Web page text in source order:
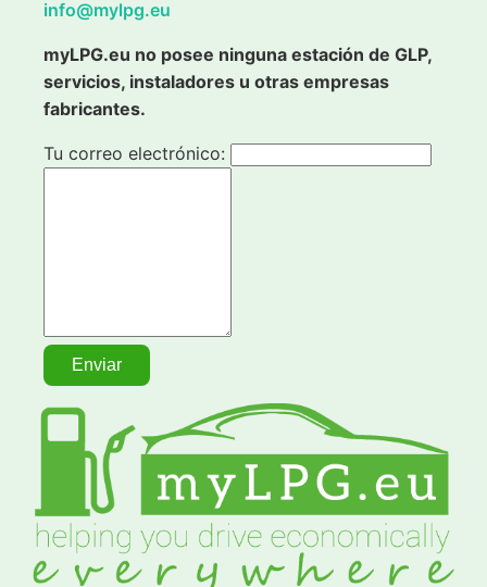
info@mylpg.eu
myLPG.eu no posee ninguna estación de GLP,
servicios, instaladores u otras empresas
fabricantes.
Tu correo electrónico: